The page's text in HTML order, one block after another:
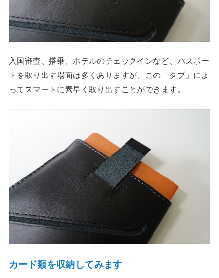
入国審査、搭乗、ホテルのチェックインなど、パスポー
トを取り出す場面は多くありますが、この「タブ」によ
ってスマートに素早く取り出すことができます。
カード類を収納してみます